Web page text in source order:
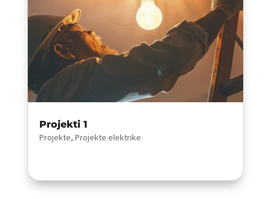
Projekti 1
Projekte, Projekte elektrike